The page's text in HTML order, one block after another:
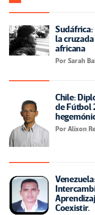
la
africana
Por Sarah
Chile:
de Fútbol
Por Alixon
Coexistir.